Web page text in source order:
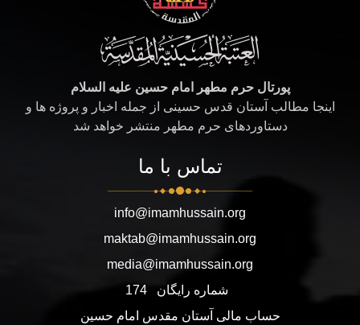
پورتال حرم مطهر امام حسین علیه السلام
اینجا مطالب آستان قدس حسینی از جمله اخبار و پروژه ها و
دستاوردهای حرم مطهر منتشر خواهد شد
تماس با ما
info@imamhussain.org
maktab@imamhussain.org
media@imamhussain.org
شماره رایگان
174
حساب مالی آستان مقدس امام حسین